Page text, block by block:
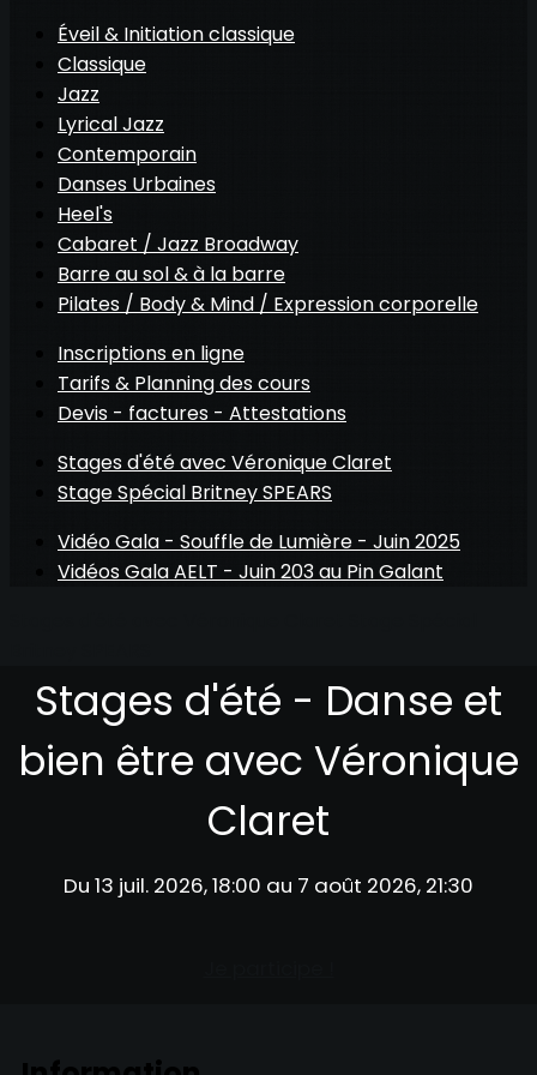
Éveil & Initiation classique
Classique
Jazz
Lyrical Jazz
Contemporain
Danses Urbaines
Heel's
Cabaret / Jazz Broadway
Barre au sol & à la barre
Pilates / Body & Mind / Expression corporelle
Inscriptions en ligne
Tarifs & Planning des cours
Devis - factures - Attestations
Stages d'été avec Véronique Claret
Stage Spécial Britney SPEARS
Vidéo Gala - Souffle de Lumière - Juin 2025
Vidéos Gala AELT - Juin 203 au Pin Galant
Stages d'été - Danse et
bien être avec Véronique
Claret
Du 13 juil. 2026, 18:00 au 7 août 2026, 21:30